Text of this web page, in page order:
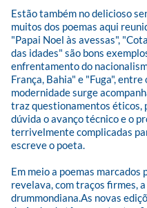
Estão também no delicioso
muitos dos poemas aqui
"Papai Noel às avessas",
das idades" são bons
enfrentamento do
França, Bahia" e "Fuga",
modernidade surge
traz questionamentos éticos,
dúvida o avanço técnico e o
terrivelmente complicadas
escreve o poeta.
Em meio a poemas
revelava, com traços firmes,
drummondiana.As novas